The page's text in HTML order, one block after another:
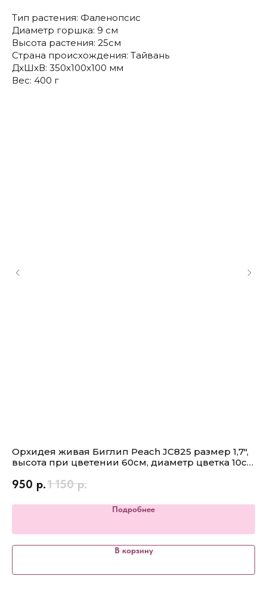
Тип растения: Фаленопсис
Диаметр горшка: 9 см
Высота растения: 25см
Страна происхождения: Тайвань
ДxШxВ: 350x100x100 мм
Вес: 400 г
Орхидея живая Биглип Peach JC825 размер 1,7",
высота при цветении 60см, диаметр цветка 10см
950 р.1 150 р.
Подробнее
В корзину